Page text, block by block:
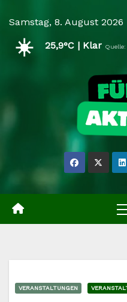
content
Samstag, 8. August 2026
☀️ 25,9°C | Klar Quelle:
VERANSTALTUNGEN